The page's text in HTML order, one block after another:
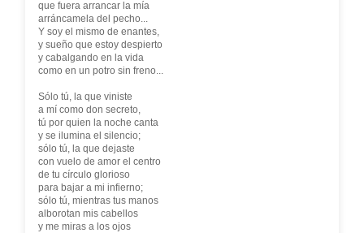
que fuera arrancar la mía
arráncamela del pecho...
Y soy el mismo de enantes,
y sueño que estoy despierto
y cabalgando en la vida
como en un potro sin freno...
Sólo tú, la que viniste
a mí como don secreto,
tú por quien la noche canta
y se ilumina el silencio;
sólo tú, la que dejaste
con vuelo de amor el centro
de tu círculo glorioso
para bajar a mi infierno;
sólo tú, mientras tus manos
alborotan mis cabellos
y me miras a los ojos